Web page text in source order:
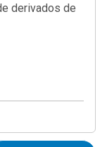
derivados de